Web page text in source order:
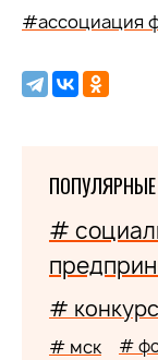
#ассоциация
#
# конкурс
# мск #